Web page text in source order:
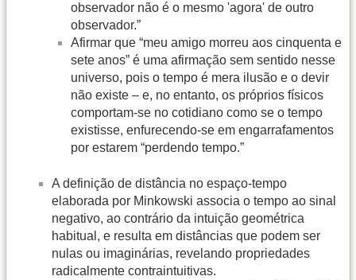
observador não é o mesmo 'agora' de outro
observador.”
Afirmar que “meu amigo morreu aos cinquenta e
sete anos” é uma afirmação sem sentido nesse
universo, pois o tempo é mera ilusão e o devir
não existe – e, no entanto, os próprios físicos
comportam-se no cotidiano como se o tempo
existisse, enfurecendo-se em engarrafamentos
por estarem “perdendo tempo.”
A definição de distância no espaço-tempo
elaborada por Minkowski associa o tempo ao sinal
negativo, ao contrário da intuição geométrica
habitual, e resulta em distâncias que podem ser
nulas ou imaginárias, revelando propriedades
radicalmente contraintuitivas.